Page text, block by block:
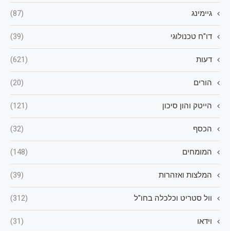
גיימינג (87)
דו"ח טכנולוגי (39)
דעות (621)
הורים (20)
הייטק והון סיכון (121)
הכסף (32)
המומחים (148)
המלצות ואזהרות (39)
וול סטריט וכלכלה בחו"ל (312)
וידאו (31)